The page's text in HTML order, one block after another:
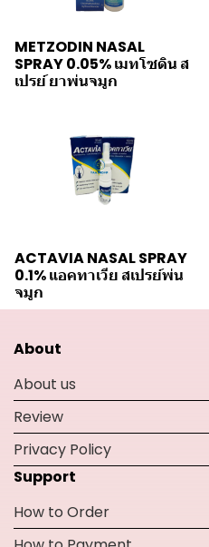
METZODIN NASAL
SPRAY 0.05% เมทโซดิน ส
เปรย์ ยาพ่นจมูก
ACTAVIA NASAL SPRAY
0.1% แอคทาเวีย สเปรย์พ่น
จมูก
About
About us
Review
Privacy Policy
Support
How to Order